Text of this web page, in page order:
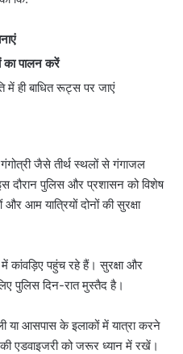
का पालन करें
में ही बाधित रूट्स पर जाएं
गंगोत्री जैसे तीर्थ स्थलों से गंगाजल
दौरान पुलिस और प्रशासन को विशेष
आम यात्रियों दोनों की सुरक्षा
कांवड़िए पहुंच रहे हैं। सुरक्षा और
पुलिस दिन-रात मुस्तैद है।
आसपास के इलाकों में यात्रा करने
एडवाइजरी को जरूर ध्यान में रखें।